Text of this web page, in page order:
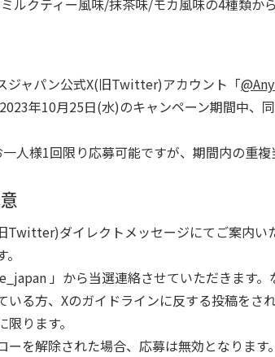
ルクティー風味/抹茶味/モカ風味の4種類から
ジャパン公式X(旧Twitter)アカウント「
年10月25日(水)のキャンペーン期間中
人様1回限り応募可能ですが、期間内の重複
ダイレクトメッセージにてご案内い
」から当選連絡させていただきます。
る方、Xのガイドラインに反する投稿をさ
ります。
を解除された場合、応募は無効となります。